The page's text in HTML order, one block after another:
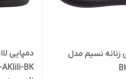
زنانه نسیم مدل
AKlili-BK